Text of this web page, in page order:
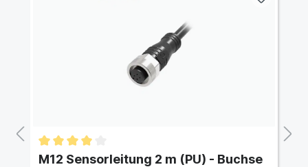
M12 Sensorleitung 2 m (PU) - Buchse